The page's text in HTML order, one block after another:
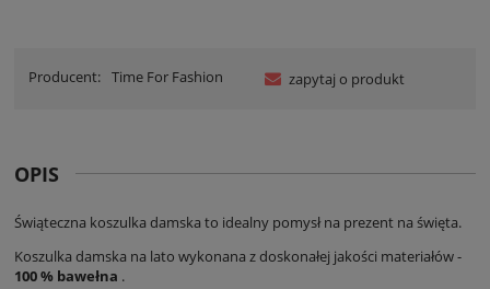
Producent: Time For Fashion zapytaj o produkt
OPIS
Świąteczna koszulka damska to idealny pomysł na prezent na święta.
Koszulka damska na lato wykonana z doskonałej jakości materiałów -
100 % bawełna .